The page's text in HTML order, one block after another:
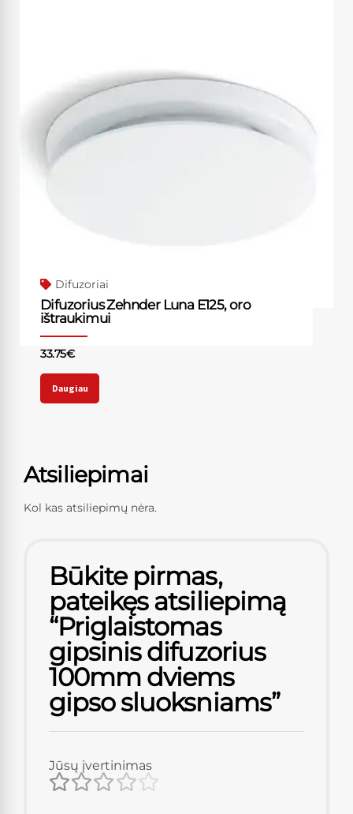
Difuzoriai
Difuzorius Zehnder Luna E125, oro
ištraukimui
33.75€
Daugiau
Atsiliepimai
Kol kas atsiliepimų nėra.
Būkite pirmas,
pateikęs atsiliepimą
“Priglaistomas
gipsinis difuzorius
100mm dviems
gipso sluoksniams”
Jūsų įvertinimas